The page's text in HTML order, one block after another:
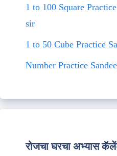
1 to 100 Square
sir
1 to 50 Cube Practice
Number Practice
रोजचा घरचा अभ्यास